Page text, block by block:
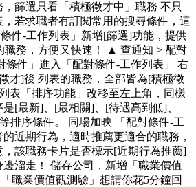
，篩選只看「積極徵才中」職務 不只
，若求職者有訂閱常用的搜尋條件，這
件-工作列表」新增[篩選]功能，提供
職務，方便又快速！ ▲ 查通知 > 配對
條件」進入「配對條件-工作列表」 右
才]後 列表的職務，全部皆為[積極徵
表「排序功能」改移至左上角，同樣
[最新]、[最相關]、[待遇高到低]、
序條件。 同場加映 「配對條件-工
近期行為，適時推薦更適合的職務，
該職務卡片是否標示[近期行為推薦]
溜走！ 儲存公司，新增「職業價值
職業價值觀測驗」想請你花5分鐘回